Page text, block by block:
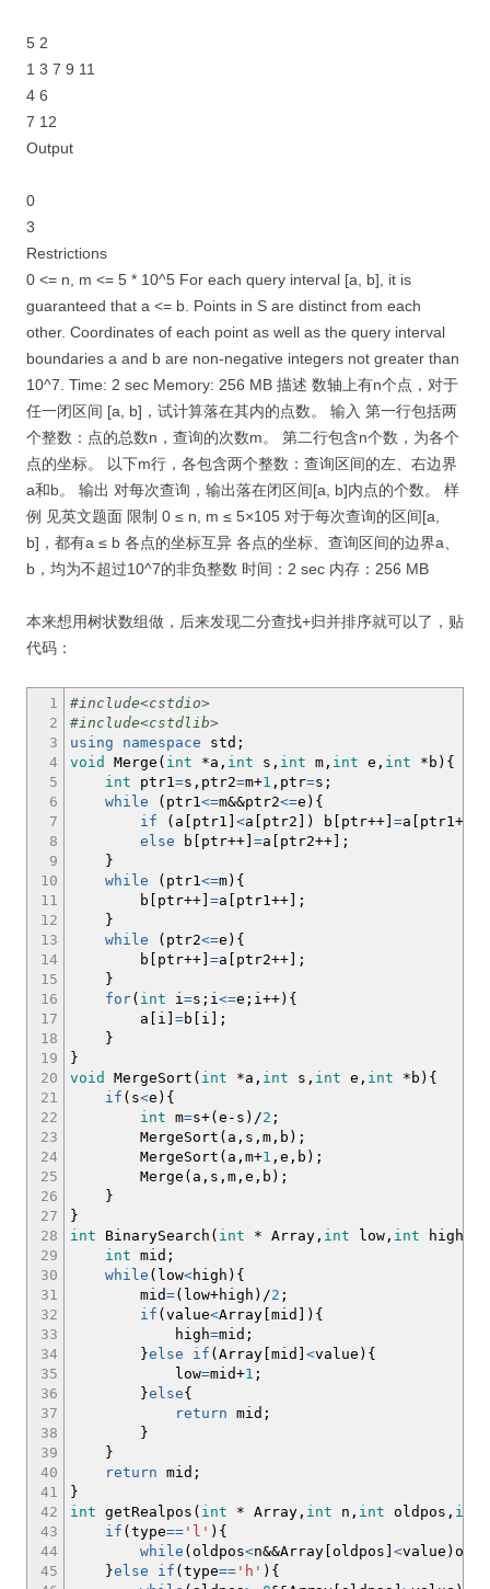
5 2
1 3 7 9 11
4 6
7 12
Output
0
3
Restrictions
0 <= n, m <= 5 * 10^5 For each query interval [a, b], it is
guaranteed that a <= b. Points in S are distinct from each
other. Coordinates of each point as well as the query interval
boundaries a and b are non-negative integers not greater than
10^7. Time: 2 sec Memory: 256 MB 描述 数轴上有n个点，对于
任一闭区间 [a, b]，试计算落在其内的点数。 输入 第一行包括两
个整数：点的总数n，查询的次数m。 第二行包含n个数，为各个
点的坐标。 以下m行，各包含两个整数：查询区间的左、右边界
a和b。 输出 对每次查询，输出落在闭区间[a, b]内点的个数。 样
例 见英文题面 限制 0 ≤ n, m ≤ 5×105 对于每次查询的区间[a,
b]，都有a ≤ b 各点的坐标互异 各点的坐标、查询区间的边界a、
b，均为不超过10^7的非负整数 时间：2 sec 内存：256 MB
本来想用树状数组做，后来发现二分查找+归并排序就可以了，贴
代码：
1
2
3
4
5
6
7
8
9
10
11
12
13
14
15
16
17
18
19
20
21
22
23
24
25
26
27
28
29
30
31
32
33
34
35
36
37
38
39
40
41
42
43
44
45
#include<cstdio>
#include<cstdlib>
using
namespace std ;
void
Merge ( int *a, int s, int m, int e, int * b ) {
int ptr1=s,ptr2=m+1 ,ptr=s ;
while
( ptr1<=m&&ptr2<=e ) {
if
( a ptr1 <a ptr2 ) b ptr++ =a ptr1++
else b ptr++ =a ptr2++
;
}
while
( ptr1<=m) {
b
ptr++ =a ptr1++
;
}
while
( ptr2<=e ) {
b
ptr++ =a ptr2++
;
}
for( int i=s ; i<=e ; i++) {
a
i =b i
;
}
}
void
MergeSort ( int *a, int s, int e, int * b ) {
if ( s<e ) {
int m=s+( e - s ) /2 ;
MergeSort ( a,s,m,b ) ;
MergeSort ( a,m+1 ,e,b ) ;
Merge ( a,s,m,e,b ) ;
}
}
int BinarySearch ( int * Array, int low, int high,
int mid ;
while ( low<high ) {
mid=( low+high ) /2 ;
if ( value<Array mid ) {
high=mid ;
}else if ( Array mid <value ) {
low=mid+1 ;
}else{
return mid ;
}
}
return mid ;
}
int getRealpos ( int * Array, int n, int oldpos, int
if ( type== 'l' ) {
while ( oldpos<n&&Array oldpos <value )
}else if ( type== 'h' ) {